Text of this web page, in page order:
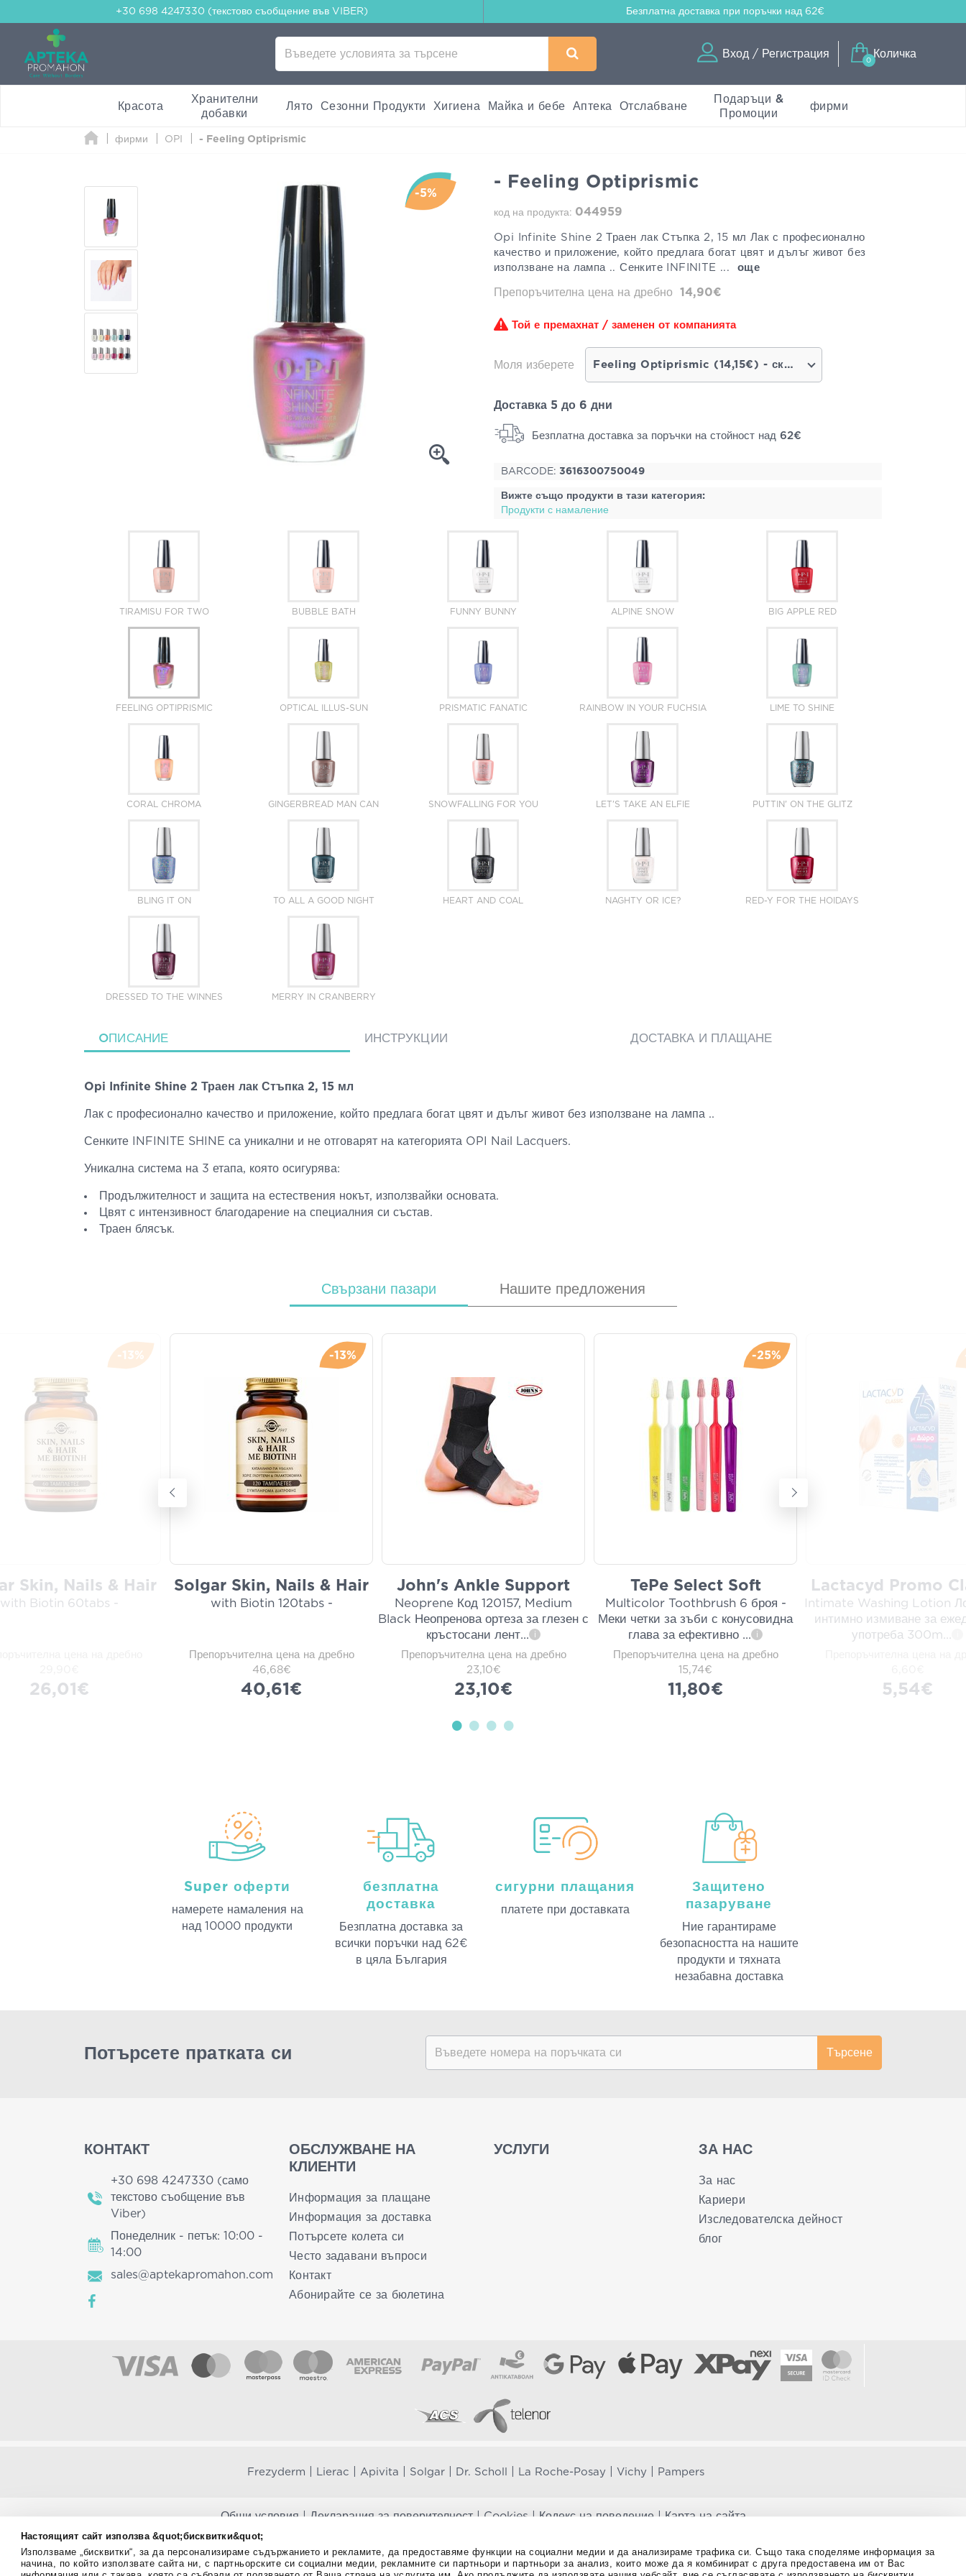
Настоящият сайт използва &quot;бисквитки&quot;
Използваме „бисквитки“, за да персонализираме съдържанието и рекламите, да предоставяме функции на социални медии и да анализираме трафика си. Също така споделяме информация за
начина, по който използвате сайта ни, с партньорските си социални медии, рекламните си партньори и партньори за анализ, които може да я комбинират с друга предоставена им от Вас
+30 698 4247330 (текстово съобщение във VIBER) Безплатна доставка при поръчки над 62€
Вход / Регистрация
0
Количка
Красота
Хранителни
добавки
Лято Сезонни Продукти Хигиена Майка и бебе Аптека Отслабване
Подаръци &
Промоции
фирми
фирми OPI - Feeling Optiprismic
-5%
- Feeling Optiprismic
код на продукта: 044959
Opi Infinite Shine 2 Траен лак Стъпка 2, 15 мл Лак с професионално
качество и приложение, който предлага богат цвят и дълъг живот без
използване на лампа .. Сенките INFINITE ... още
Препоръчителна цена на дребно 14,90€
Той е премахнат / заменен от компанията
Моля изберете Feeling Optiprismic (14,15€) - скоро наличен продукт
Доставка 5 до 6 дни
Безплатна доставка за поръчки на стойност над 62€
BARCODE: 3616300750049
Вижте също продукти в тази категория:
Продукти с намаление
TIRAMISU FOR TWO BUBBLE BATH FUNNY BUNNY ALPINE SNOW BIG APPLE RED
FEELING OPTIPRISMIC OPTICAL ILLUS-SUN PRISMATIC FANATIC RAINBOW IN YOUR FUCHSIA LIME TO SHINE
CORAL CHROMA GINGERBREAD MAN CAN SNOWFALLING FOR YOU LET'S TAKE AN ELFIE PUTTIN' ON THE GLITZ
BLING IT ON TO ALL A GOOD NIGHT HEART AND COAL NAGHTY OR ICE? RED-Y FOR THE HOIDAYS
DRESSED TO THE WINNES MERRY IN CRANBERRY
ΟПИСАНИЕ ИНСТРУКЦИИ ДОСТАВКА И ПЛАЩАНЕ
Opi Infinite Shine 2 Траен лак Стъпка 2, 15 мл
Лак с професионално качество и приложение, който предлага богат цвят и дълъг живот без използване на лампа ..
Сенките INFINITE SHINE са уникални и не отговарят на категорията OPI Nail Lacquers.
Уникална система на 3 етапа, която осигурява:
Продължителност и защита на естествения нокът, използвайки основата.
Цвят с интензивност благодарение на специалния си състав.
Траен блясък.
Свързани пазари Нашите предложения
-13%
Skin, Nails & Hair
with Biotin 60tabs -
26,01€
-13%
Solgar Skin, Nails & Hair
with Biotin 120tabs -
Препоръчителна цена на дребно
46,68€
40,61€
John's Ankle Support
Neoprene Код 120157, Medium
Black Неопренова ортеза за глезен с
кръстосани лент... i
Препоръчителна цена на дребно
23,10€
23,10€
-25%
TePe Select Soft
Multicolor Toothbrush 6 броя -
Меки четки за зъби с конусовидна
глава за ефективно ... i
Препоръчителна цена на дребно
15,74€
11,80€
Lactacyd Promo
Intimate Washing Lotion
интимно измиване за
употреба 300m
5,54€
Super оферти
намерeте намаления на
над 10000 продукти
безплатна
доставка
Безплатна доставка за
всички поръчки над 62€
в цяла България
сигурни плащания
платeте при доставката
Защитено
пазаруване
Ние гарантираме
безопасността на нашите
продукти и тяхната
незабавна доставка
Потърсете пратката си Търсене
КОНТАКТ
+30 698 4247330 (само
текстово съобщение във
Viber)
Понеделник - петък: 10:00 -
14:00
sales@aptekapromahon.com
ОБСЛУЖВАНЕ НА
КЛИЕНТИ
Информация за плащане
Информация за доставка
Потърсете колета си
Често задавани въпроси
Контакт
Абонирайте се за бюлетина
УСЛУГИ ЗА НАС
За нас
Кариери
Изследователска дейност
блог
Frezyderm Lierac Apivita Solgar Dr. Scholl La Roche-Posay Vichy Pampers
Общи условия | Декларация за поверителност| Cookies | Кодекс на поведение| Карта на сайта
Aptekapromahon.com ви информира, че хранителните добавки не заместват балансираната диета и не са предназначени за профилактика, лечение или лечение на човешки
заболявания. Консултирайте се с Вашия лекар, ако сте бременна, кърмите, приемате лекарства или имате някакви здравословни проблеми, преди да използвате някаква
хранителна добавка. Непрекъснато се стремим да ви предоставяме точна и валидна информация. Ако имате някакви въпроси или коментари относно тях, моля свържете се с нас.